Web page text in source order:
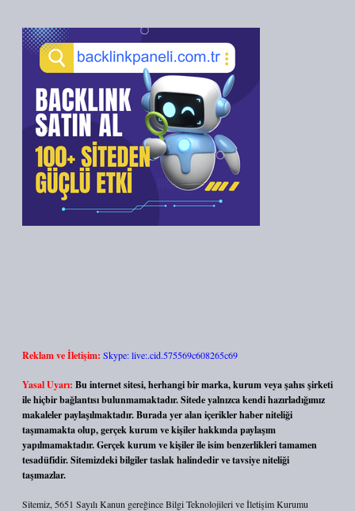
Reklam ve İletişim: Skype: live:.cid.575569c608265c69
Yasal Uyarı: Bu internet sitesi, herhangi bir marka, kurum veya şahıs şirketi
ile hiçbir bağlantısı bulunmamaktadır. Sitede yalnızca kendi hazırladığımız
makaleler paylaşılmaktadır. Burada yer alan içerikler haber niteliği
taşımamakta olup, gerçek kurum ve kişiler hakkında paylaşım
yapılmamaktadır. Gerçek kurum ve kişiler ile isim benzerlikleri tamamen
tesadüfidir. Sitemizdeki bilgiler taslak halindedir ve tavsiye niteliği
taşımazlar.
Sitemiz, 5651 Sayılı Kanun gereğince Bilgi Teknolojileri ve İletişim Kurumu